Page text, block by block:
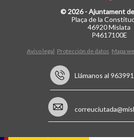
© 2026 - Ajuntament
Plaça de la
46920 Mislata
P4617100E
Aviso legal Protección de datos Mapa
Llámanos al